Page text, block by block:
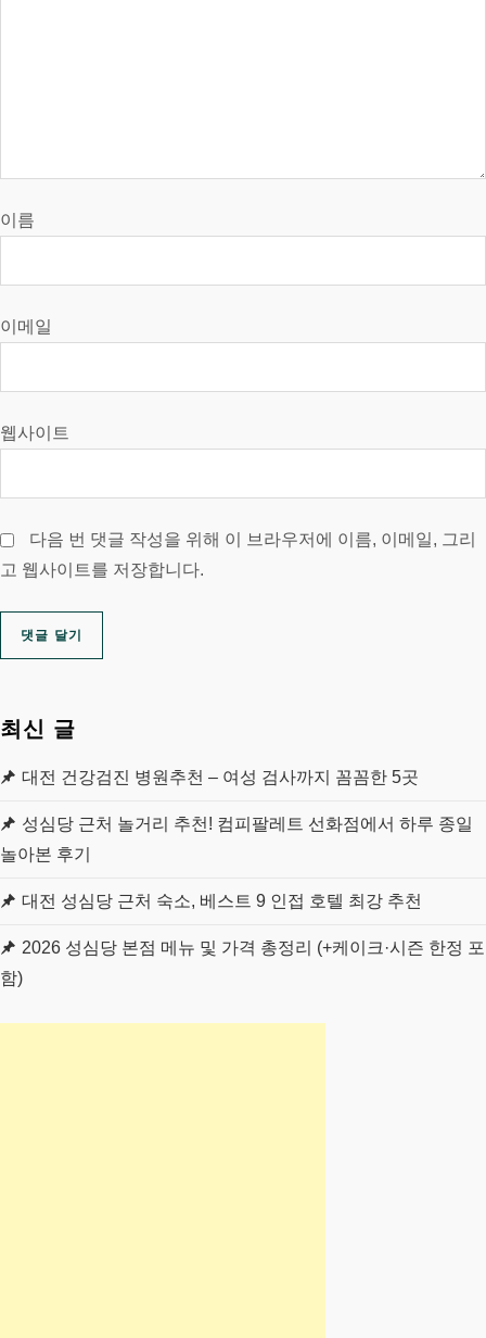
이름
이메일
웹사이트
다음 번 댓글 작성을 위해 이 브라우저에 이름, 이메일, 그리
고 웹사이트를 저장합니다.
최신 글
대전 건강검진 병원추천 – 여성 검사까지 꼼꼼한 5곳
성심당 근처 놀거리 추천! 컴피팔레트 선화점에서 하루 종일
놀아본 후기
대전 성심당 근처 숙소, 베스트 9 인접 호텔 최강 추천
2026 성심당 본점 메뉴 및 가격 총정리 (+케이크·시즌 한정 포
함)